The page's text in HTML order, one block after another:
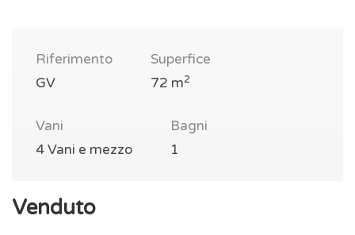
Riferimento
GV
Superfice
72 m2
Vani
4 Vani e mezzo
Bagni
1
Venduto